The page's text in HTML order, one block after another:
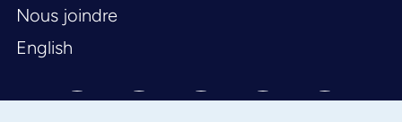
Nous joindre
English